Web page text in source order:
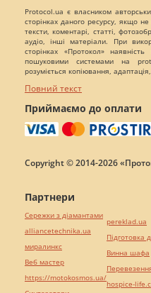
Protocol.ua є власником
сторінках даного ресурсу, якщо
тексти, коментарі, статті,
аудіо, інші матеріали. При
сторінках «Протокол» наявність
пошуковими системами на
розуміється копіювання,
Повний текст
Приймаємо до оплати
Copyright © 2014-2026
Партнери
Сережки з діамантами
alliancetechnika.ua
миралинкс
Веб мастер
https://motokosmos.ua/
pereklad.ua
Винна шафа
hospice-